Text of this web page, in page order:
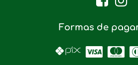
Formas de